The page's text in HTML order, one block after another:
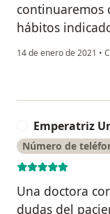
continuaremos
hábitos
14 de enero de 2021 •
Emperatriz
Número de
Una doctora
dudas del